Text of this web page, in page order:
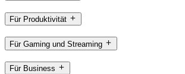
Für Produktivität
Für Gaming und Streaming
Für Business